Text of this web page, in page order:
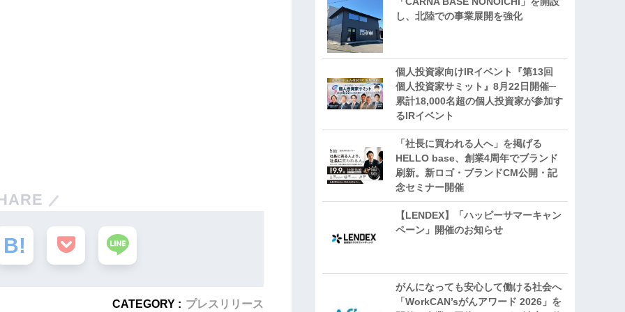
CATEGORY : プレスリリース
し、北陸での事業展開を強化
個人投資家向けIRイベント『第13回
個人投資家サミット』8月22日開催─
累計18,000名超の個人投資家が参加す
るIRイベント
「社長に買われる人へ」を掲げる
HELLO base、創業4周年でブランド
刷新。新ロゴ・ブランドCM公開・記
念セミナー開催
【LENDEX】「ハッピーサマーキャン
ペーン」開催のお知らせ
がんになっても安心して働ける社会へ
「WorkCAN’sがんアワード 2026」を